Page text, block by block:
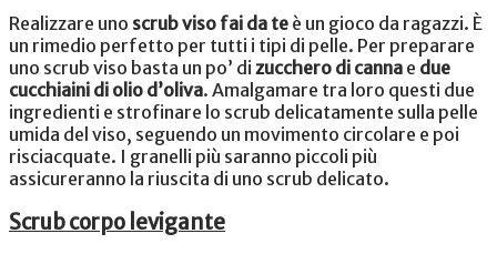
Realizzare uno scrub viso fai da te è un gioco da ragazzi. È
un rimedio perfetto per tutti i tipi di pelle. Per preparare
uno scrub viso basta un po’ di zucchero di canna e due
cucchiaini di olio d’oliva. Amalgamare tra loro questi due
ingredienti e strofinare lo scrub delicatamente sulla pelle
umida del viso, seguendo un movimento circolare e poi
risciacquate. I granelli più saranno piccoli più
assicureranno la riuscita di uno scrub delicato.
Scrub corpo levigante